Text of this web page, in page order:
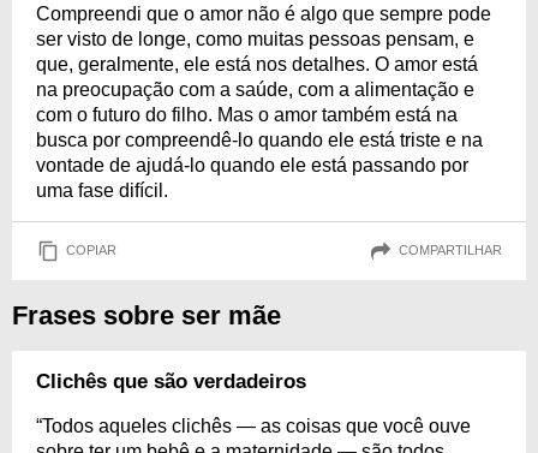
Compreendi que o amor não é algo que sempre pode
ser visto de longe, como muitas pessoas pensam, e
que, geralmente, ele está nos detalhes. O amor está
na preocupação com a saúde, com a alimentação e
com o futuro do filho. Mas o amor também está na
busca por compreendê-lo quando ele está triste e na
vontade de ajudá-lo quando ele está passando por
uma fase difícil.
COPIAR COMPARTILHAR
Frases sobre ser mãe
Clichês que são verdadeiros
“Todos aqueles clichês — as coisas que você ouve